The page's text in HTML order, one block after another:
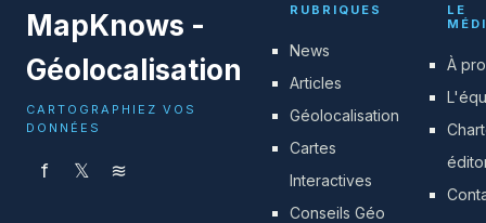
MapKnows -
Géolocalisation
CARTOGRAPHIEZ VOS
DONNÉES
f 𝕏 ≋
RUBRIQUES
News
Articles
Géolocalisation
Cartes
Interactives
Conseils Géo
LE
À